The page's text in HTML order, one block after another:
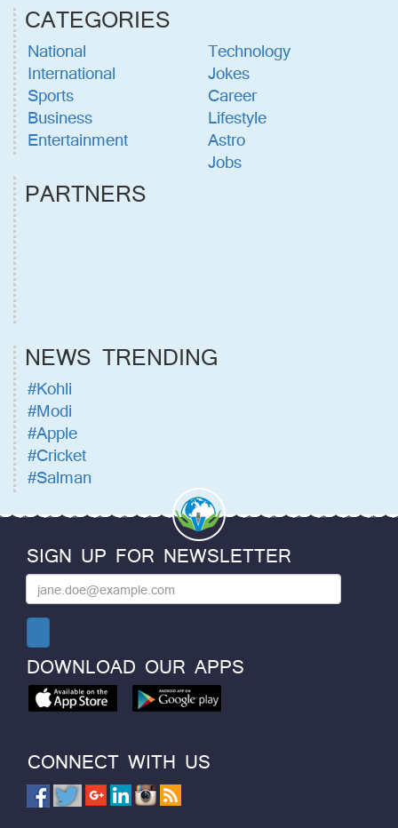
CATEGORIES
National
International
Sports
Business
Entertainment
Technology
Jokes
Career
Lifestyle
Astro
Jobs
PARTNERS
NEWS TRENDING
#Kohli
#Modi
#Apple
#Cricket
#Salman
SIGN UP FOR NEWSLETTER
DOWNLOAD OUR APPS
CONNECT WITH US